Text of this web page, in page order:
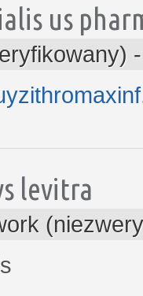
us
levitra